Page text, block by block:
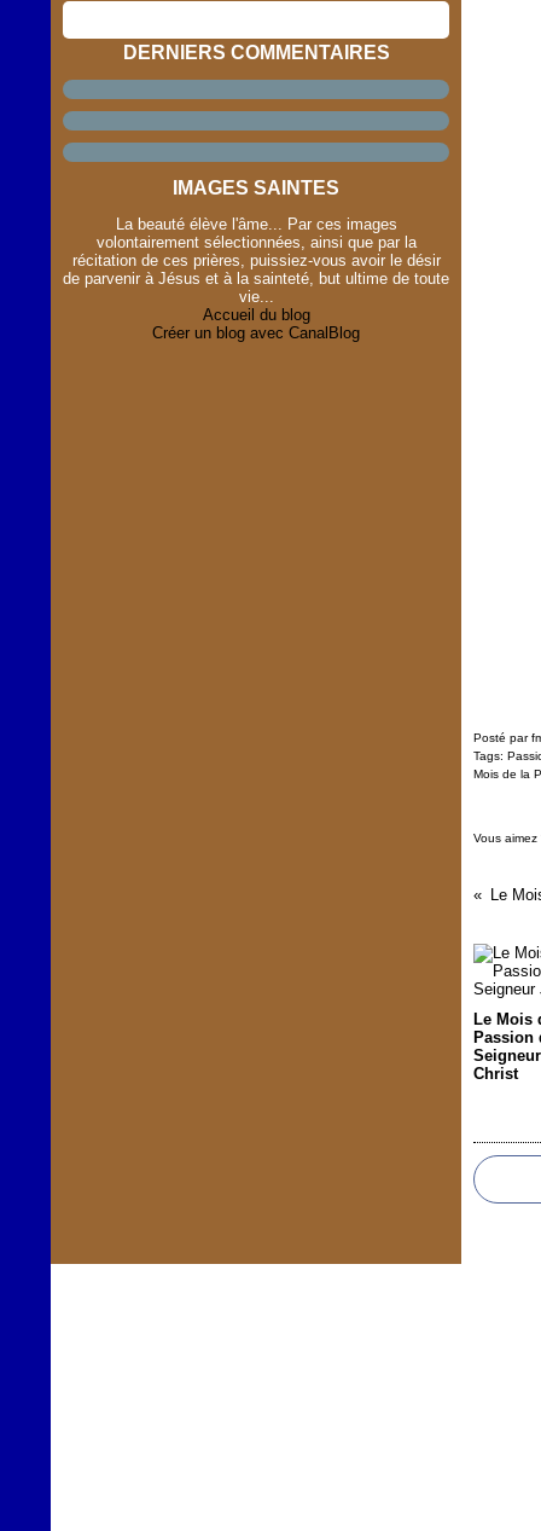
DERNIERS COMMENTAIRES
IMAGES SAINTES
La beauté élève l'âme... Par ces images
volontairement sélectionnées, ainsi que par la
récitation de ces prières, puissiez-vous avoir le désir
de parvenir à Jésus et à la sainteté, but ultime de toute
vie...
Accueil du blog
Créer un blog avec CanalBlog
Posté par
Tags:
Mois de la
Vous aimez
Le Mois
Passion
Christ